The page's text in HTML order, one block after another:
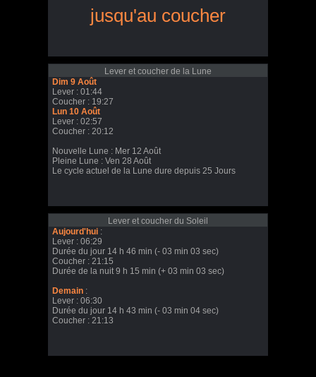
jusqu'au coucher
Lever et coucher de la Lune
Dim 9 Août
Lever : 01:44
Coucher : 19:27
Lun 10 Août
Lever : 02:57
Coucher : 20:12
Nouvelle Lune : Mer 12 Août
Pleine Lune : Ven 28 Août
Le cycle actuel de la Lune dure depuis 25 Jours
Lever et coucher du Soleil
Aujourd'hui :
Lever : 06:29
Durée du jour 14 h 46 min (- 03 min 03 sec)
Coucher : 21:15
Durée de la nuit 9 h 15 min (+ 03 min 03 sec)
Demain :
Lever : 06:30
Durée du jour 14 h 43 min (- 03 min 04 sec)
Coucher : 21:13